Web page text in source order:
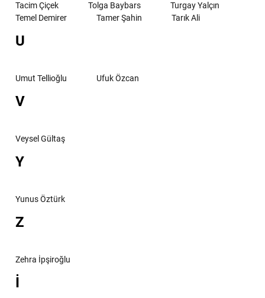
Tacim Çiçek Tolga Baybars
Turgay Yalçın
Temel Demirer
Tamer Şahin Tarık Ali
U
Umut Tellioğlu Ufuk Özcan
V
Veysel Gültaş
Y
Yunus Öztürk
Z
Zehra İpşiroğlu
İ